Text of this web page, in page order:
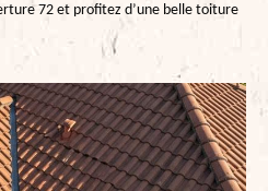
72 et profitez d’une belle toiture